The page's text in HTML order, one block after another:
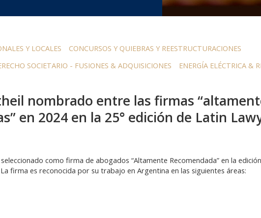
Y LOCALES
CONCURSOS Y QUIEBRAS Y REESTRUCTURACIONES
SOCIETARIO - FUSIONES & ADQUISICIONES
ENERGÍA ELÉCTRICA &
nombrado entre las firmas
en 2024 en la 25° edición de Latin
como firma de abogados “Altamente Recomendada” en la
firma es reconocida por su trabajo en Argentina en las siguientes áreas: